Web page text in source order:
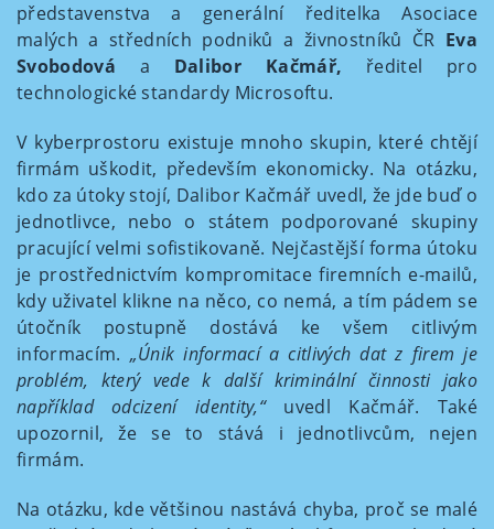
představenstva a generální ředitelka Asociace
malých a středních podniků a živnostníků ČR Eva
Svobodová a Dalibor Kačmář, ředitel pro
technologické standardy Microsoftu.
V kyberprostoru existuje mnoho skupin, které chtějí
firmám uškodit, především ekonomicky. Na otázku,
kdo za útoky stojí, Dalibor Kačmář uvedl, že jde buď o
jednotlivce, nebo o státem podporované skupiny
pracující velmi sofistikovaně. Nejčastější forma útoku
je prostřednictvím kompromitace firemních e-mailů,
kdy uživatel klikne na něco, co nemá, a tím pádem se
útočník postupně dostává ke všem citlivým
informacím. „Únik informací a citlivých dat z firem je
problém, který vede k další kriminální činnosti jako
například odcizení identity,“uvedl Kačmář. Také
upozornil, že se to stává i jednotlivcům, nejen
firmám.
Na otázku, kde většinou nastává chyba, proč se malé